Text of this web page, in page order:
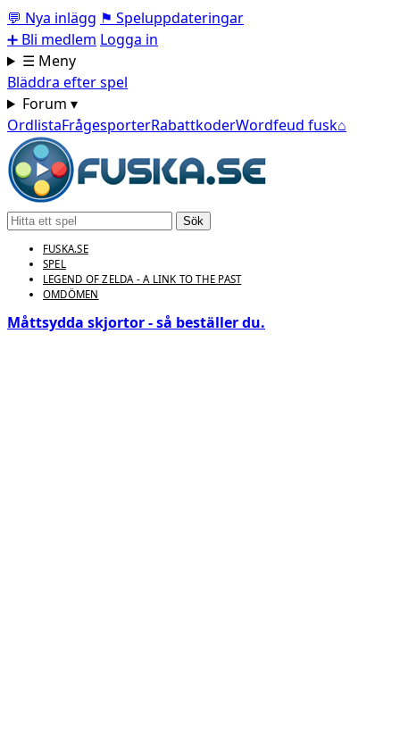
💬 Nya inlägg ⚑ Speluppdateringar
➕ Bli medlem Logga in
☰ Meny
Bläddra efter spel
Forum ▾
OrdlistaFrågesporterRabattkoderWordfeud fusk⌂
Sök
FUSKA.SE
SPEL
LEGEND OF ZELDA - A LINK TO THE PAST
OMDÖMEN
Måttsydda skjortor - så beställer du.